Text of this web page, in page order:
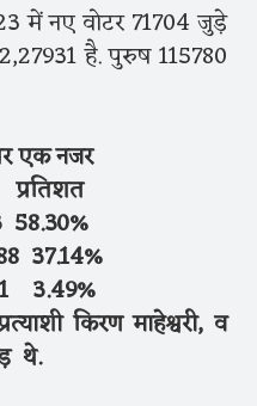
में नए वोटर 71704 जुड़े
है. पुरुष 115780
एक नजर
किरण माहेश्वरी, व
थे.